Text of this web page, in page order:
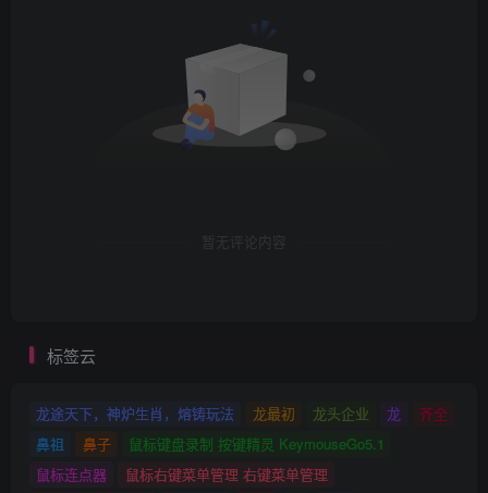
暂无评论内容
标签云
龙途天下，神炉生肖，熔铸玩法 龙最初 龙头企业 龙
齐全
鼻祖
鼻子
鼠标键盘录制 按键精灵 KeymouseGo5.1
鼠标连点器
鼠标右键菜单管理 右键菜单管理